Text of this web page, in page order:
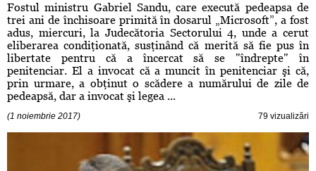
Fostul ministru Gabriel Sandu, care execută pedeapsa de
trei ani de închisoare primită în dosarul „Microsoft”, a fost
adus, miercuri, la Judecătoria Sectorului 4, unde a cerut
eliberarea condiţionată, susţinând că merită să fie pus în
libertate pentru că a încercat să se "îndrepte" în
penitenciar. El a invocat că a muncit în penitenciar şi că,
prin urmare, a obţinut o scădere a numărului de zile de
pedeapsă, dar a invocat şi legea ...
(1 noiembrie 2017) 79 vizualizări